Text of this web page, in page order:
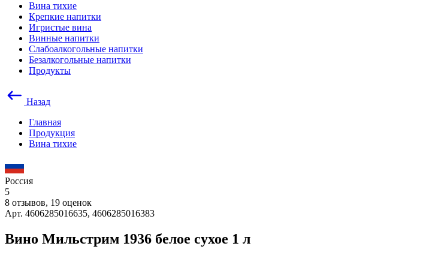
Вина тихие
Крепкие напитки
Игристые вина
Винные напитки
Слабоалкогольные напитки
Безалкогольные напитки
Продукты
Назад
Главная
Продукция
Вина тихие
Россия
5
8 отзывов, 19 оценок
Арт. 4606285016635, 4606285016383
Вино Мильстрим 1936 белое сухое 1 л